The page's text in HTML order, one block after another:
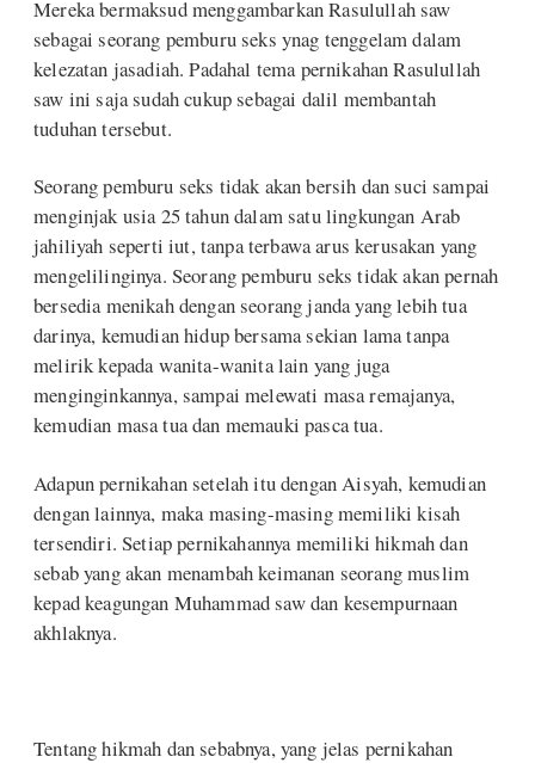
Mereka bermaksud menggambarkan Rasulullah saw
sebagai seorang pemburu seks ynag tenggelam dalam
kelezatan jasadiah. Padahal tema pernikahan Rasulullah
saw ini saja sudah cukup sebagai dalil membantah
tuduhan tersebut.
Seorang pemburu seks tidak akan bersih dan suci sampai
menginjak usia 25 tahun dalam satu lingkungan Arab
jahiliyah seperti iut, tanpa terbawa arus kerusakan yang
mengelilinginya. Seorang pemburu seks tidak akan pernah
bersedia menikah dengan seorang janda yang lebih tua
darinya, kemudian hidup bersama sekian lama tanpa
melirik kepada wanita-wanita lain yang juga
menginginkannya, sampai melewati masa remajanya,
kemudian masa tua dan memauki pasca tua.
Adapun pernikahan setelah itu dengan Aisyah, kemudian
dengan lainnya, maka masing-masing memiliki kisah
tersendiri. Setiap pernikahannya memiliki hikmah dan
sebab yang akan menambah keimanan seorang muslim
kepad keagungan Muhammad saw dan kesempurnaan
akhlaknya.
Tentang hikmah dan sebabnya, yang jelas pernikahan